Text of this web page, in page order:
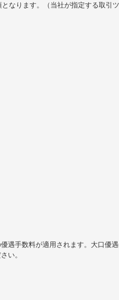
なります。（当社が指定する取引
遇手数料が適用されます。大口優
い。